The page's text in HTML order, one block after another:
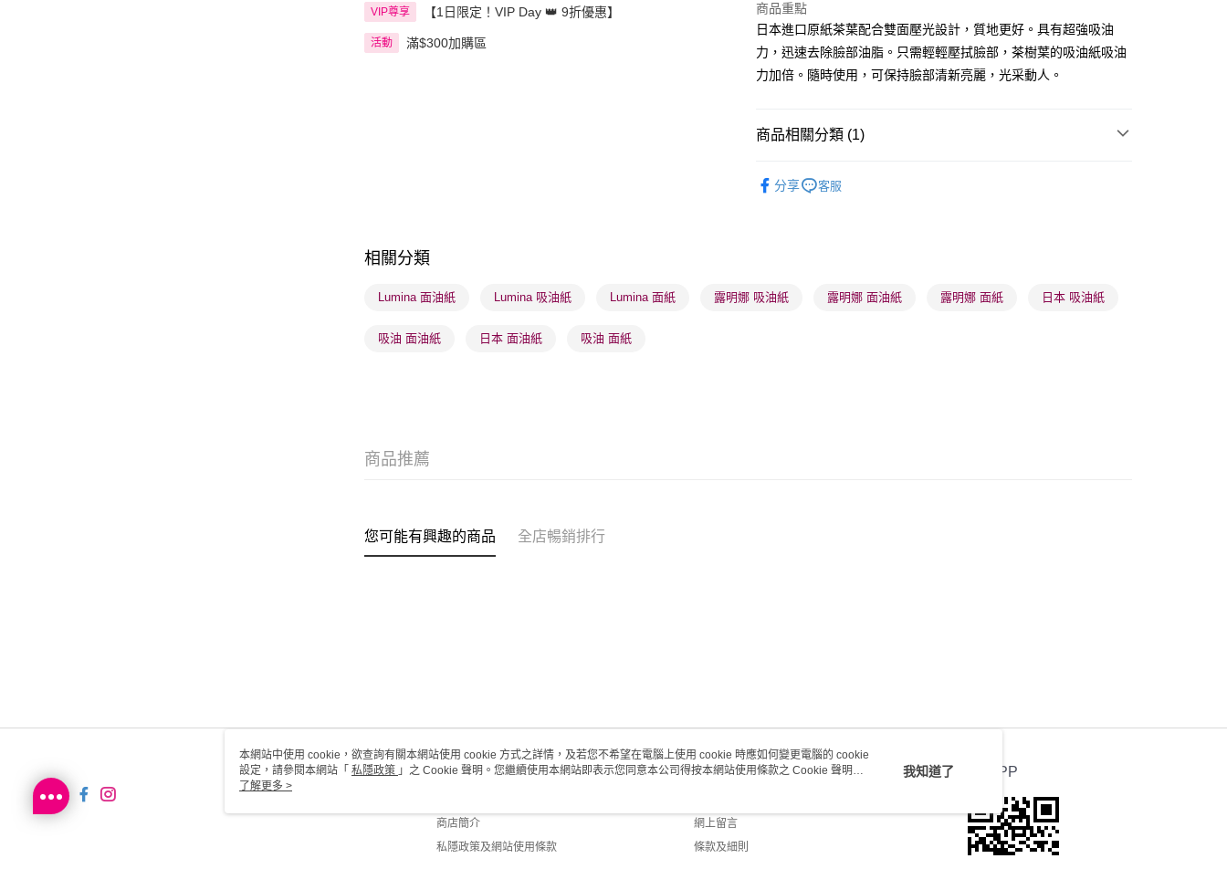
VIP尊享 【1日限定！VIP Day 👑 9折優惠】
活動 滿$300加購區
WeChat Pay
BoC Pay
順豐自助櫃 - 確認發貨後1-3個工作天送達
商品重點
日本進口原紙茶葉配合雙面壓光設計，質地更好。具有超強吸油
力，迅速去除臉部油脂。只需輕輕壓拭臉部，茶樹葉的吸油紙吸油
力加倍。隨時使用，可保持臉部清新亮麗，光采動人。
商品相關分類 (1)
分享
客服
相關分類
Lumina 面油紙 Lumina 吸油紙 Lumina 面紙 露明娜 吸油紙 露明娜 面油紙 露明娜 面紙 日本 吸油紙
吸油 面油紙 日本 面油紙 吸油 面紙
商品推薦
您可能有興趣的商品 全店暢銷排行
關於我們
商店簡介
私隱政策及網站使用條款
客戶服務
網上留言
條款及細則
官方APP
本網站中使用 cookie，欲查詢有關本網站使用 cookie 方式之詳情，及若您不希望在電腦上使用 cookie 時應如何變更電腦的 cookie
設定，請參閱本網站「 私隱政策 」之 Cookie 聲明。您繼續使用本網站即表示您同意本公司得按本網站使用條款之 Cookie 聲明使
用 cookie。
了解更多 >
我知道了